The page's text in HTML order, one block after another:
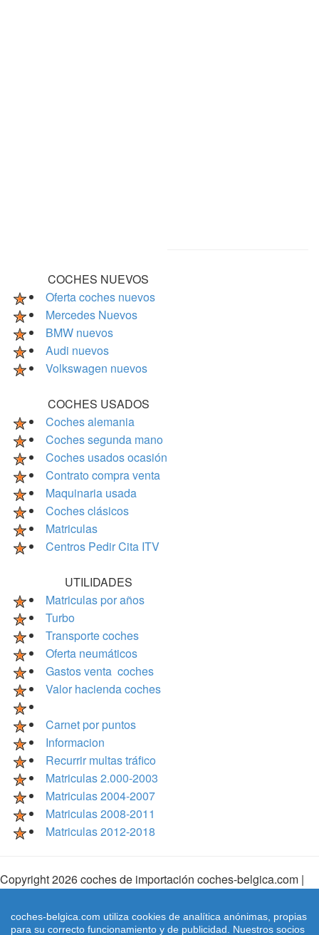
COCHES NUEVOS
Oferta coches nuevos
Mercedes Nuevos
BMW nuevos
Audi nuevos
Volkswagen nuevos
COCHES USADOS
Coches alemania
Coches segunda mano
Coches usados ocasión
Contrato compra venta
Maquinaria usada
Coches clásicos
Matriculas
Centros Pedir Cita ITV
UTILIDADES
Matriculas por años
Turbo
Transporte coches
Oferta neumáticos
Gastos venta coches
Valor hacienda coches
Carnet por puntos
Informacion
Recurrir multas tráfico
Matriculas 2.000-2003
Matriculas 2004-2007
Matriculas 2008-2011
Matriculas 2012-2018
Copyright 2026 coches de importación coches-belgica.com |
Mapa Web Index|Contactar
coches-belgica.com utiliza cookies de analítica anónimas, propias
para su correcto funcionamiento y de publicidad. Nuestros socios